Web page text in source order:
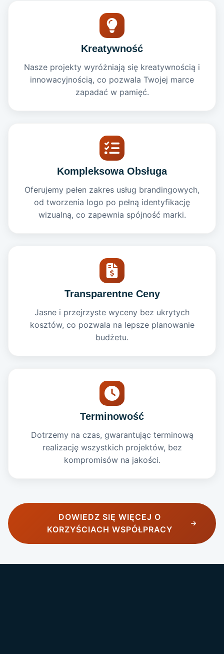
Kreatywność
Nasze projekty wyróżniają się kreatywnością i
innowacyjnością, co pozwala Twojej marce
zapadać w pamięć.
Kompleksowa Obsługa
Oferujemy pełen zakres usług brandingowych,
od tworzenia logo po pełną identyfikację
wizualną, co zapewnia spójność marki.
Transparentne Ceny
Jasne i przejrzyste wyceny bez ukrytych
kosztów, co pozwala na lepsze planowanie
budżetu.
Terminowość
Dotrzemy na czas, gwarantując terminową
realizację wszystkich projektów, bez
kompromisów na jakości.
DOWIEDZ SIĘ WIĘCEJ O
KORZYŚCIACH WSPÓŁPRACY